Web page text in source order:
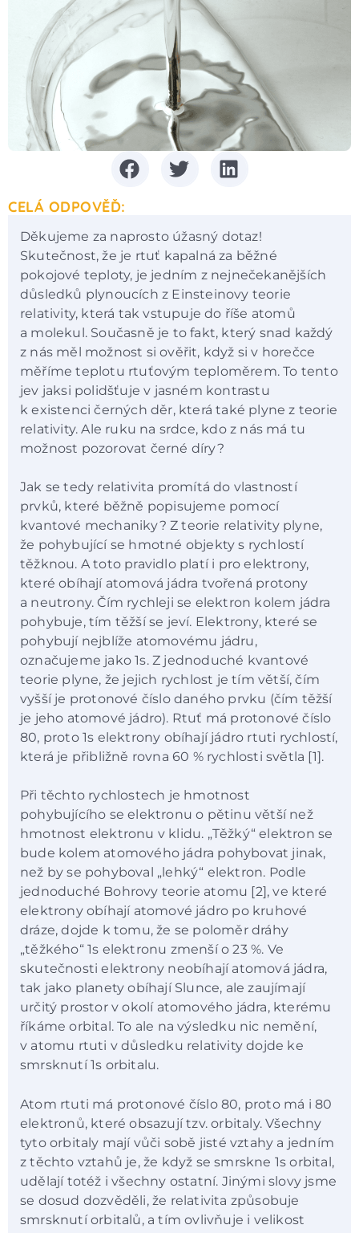
CELÁ ODPOVĚĎ:
Děkujeme za naprosto úžasný dotaz!
Skutečnost, že je rtuť kapalná za běžné
pokojové teploty, je jedním z nejnečekanějších
důsledků plynoucích z Einsteinovy teorie
relativity, která tak vstupuje do říše atomů
a molekul. Současně je to fakt, který snad každý
z nás měl možnost si ověřit, když si v horečce
měříme teplotu rtuťovým teploměrem. To tento
jev jaksi polidšťuje v jasném kontrastu
k existenci černých děr, která také plyne z teorie
relativity. Ale ruku na srdce, kdo z nás má tu
možnost pozorovat černé díry?
Jak se tedy relativita promítá do vlastností
prvků, které běžně popisujeme pomocí
kvantové mechaniky? Z teorie relativity plyne,
že pohybující se hmotné objekty s rychlostí
těžknou. A toto pravidlo platí i pro elektrony,
které obíhají atomová jádra tvořená protony
a neutrony. Čím rychleji se elektron kolem jádra
pohybuje, tím těžší se jeví. Elektrony, které se
pohybují nejblíže atomovému jádru,
označujeme jako 1s. Z jednoduché kvantové
teorie plyne, že jejich rychlost je tím větší, čím
vyšší je protonové číslo daného prvku (čím těžší
je jeho atomové jádro). Rtuť má protonové číslo
80, proto 1s elektrony obíhají jádro rtuti rychlostí,
která je přibližně rovna 60 % rychlosti světla [1].
Při těchto rychlostech je hmotnost
pohybujícího se elektronu o pětinu větší než
hmotnost elektronu v klidu. „Těžký“ elektron se
bude kolem atomového jádra pohybovat jinak,
než by se pohyboval „lehký“ elektron. Podle
jednoduché Bohrovy teorie atomu [2], ve které
elektrony obíhají atomové jádro po kruhové
dráze, dojde k tomu, že se poloměr dráhy
„těžkého“ 1s elektronu zmenší o 23 %. Ve
skutečnosti elektrony neobíhají atomová jádra,
tak jako planety obíhají Slunce, ale zaujímají
určitý prostor v okolí atomového jádra, kterému
říkáme orbital. To ale na výsledku nic nemění,
v atomu rtuti v důsledku relativity dojde ke
smrsknutí 1s orbitalu.
Atom rtuti má protonové číslo 80, proto má i 80
elektronů, které obsazují tzv. orbitaly. Všechny
tyto orbitaly mají vůči sobě jisté vztahy a jedním
z těchto vztahů je, že když se smrskne 1s orbital,
udělají totéž i všechny ostatní. Jinými slovy jsme
se dosud dozvěděli, že relativita způsobuje
smrsknutí orbitalů, a tím ovlivňuje i velikost